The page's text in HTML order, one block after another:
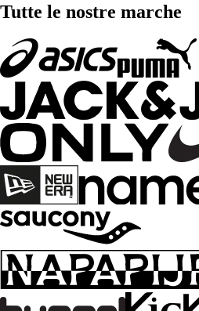
Tutte le nostre marche